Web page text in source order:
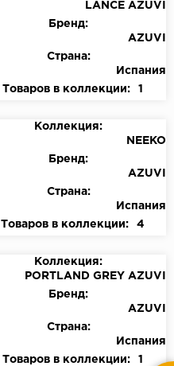
LANCE AZUVI
Бренд:
AZUVI
Страна:
Испания
Товаров в коллекции:
1
Коллекция:
NEEKO
Бренд:
AZUVI
Страна:
Испания
Товаров в коллекции:
4
Коллекция:
PORTLAND GREY AZUVI
Бренд:
AZUVI
Страна:
Испания
Товаров в коллекции:
1